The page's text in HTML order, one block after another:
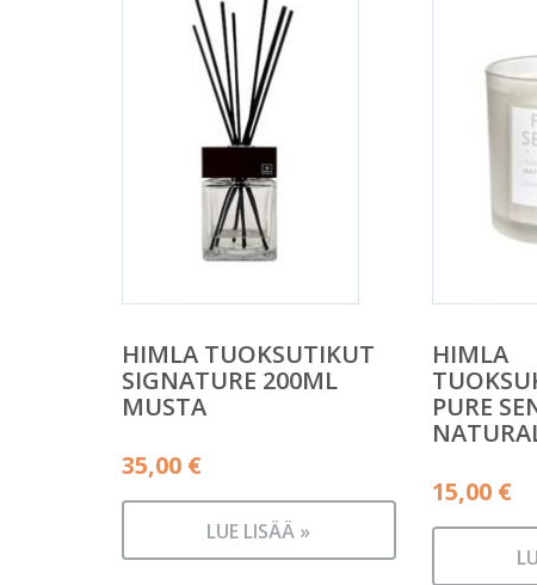
HIMLA TUOKSUTIKUT
SIGNATURE 200ML
MUSTA
35,00 €
LUE LISÄÄ »
HIMLA
PURE
15,00 €